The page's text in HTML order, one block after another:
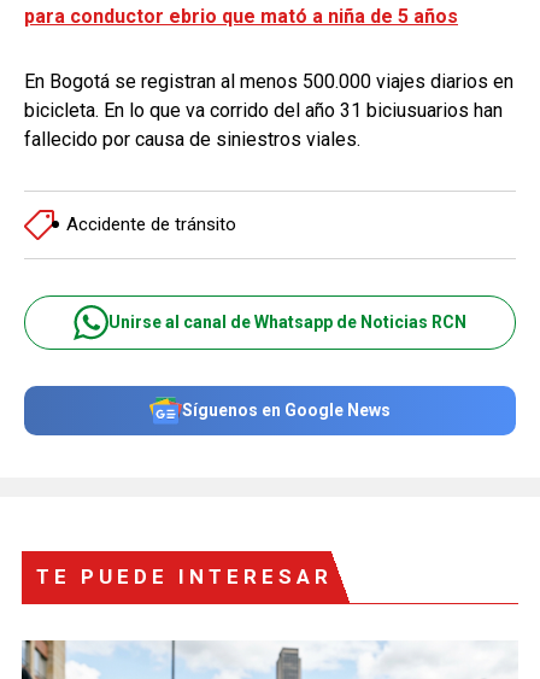
para conductor ebrio que mató a niña de 5 años
En Bogotá se registran al menos 500.000 viajes diarios en
bicicleta. En lo que va corrido del año 31 biciusuarios han
fallecido por causa de siniestros viales.
Accidente de tránsito
Unirse al canal de Whatsapp de Noticias RCN
Síguenos en Google News
TE PUEDE INTERESAR